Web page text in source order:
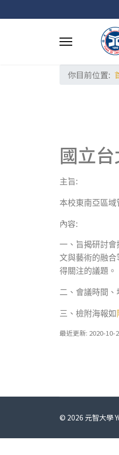
你目前位置:
國立
主旨:
本校東南亞區
內容:
一、旨揭研討會
文與藝術的融
得關注的議題。
二、會議時間、
三、檢附海報如
最近更新: 2020-10-
© 2026 元智大學